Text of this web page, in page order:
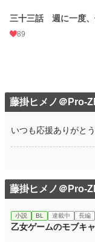
三十三話 週に一度、
89
藤掛ヒメノ＠Pro-
いつも応援ありがと
藤掛ヒメノ＠Pro-
小説 BL 連載中 長編
乙女ゲームのモブキ